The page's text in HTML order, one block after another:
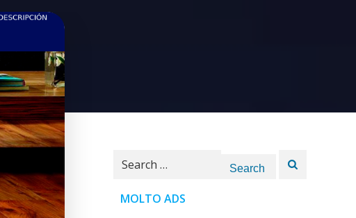
Search
MOLTO ADS